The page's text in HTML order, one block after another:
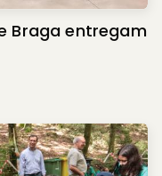
Braga entregam